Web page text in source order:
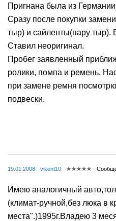
Пригнана была из
Сразу после покупки
тыр) и сайленты(пару тыр).
Ставил неоригинал.
Пробег заявленный
ролики, помпа и ремень.
при замене ремня
подвески.
19.01.2008 vikont10
Имею аналогичный
(климат-ручной,без люка в
места".)1995г.Владею 3